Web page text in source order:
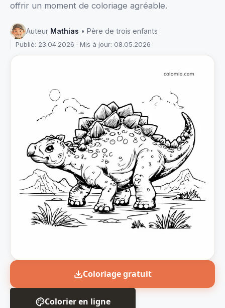
offrir un moment de coloriage agréable.
Auteur Mathias • Père de trois enfants
Publié: 23.04.2026 · Mis à jour: 08.05.2026
Coloriage gratuit
Colorier en ligne